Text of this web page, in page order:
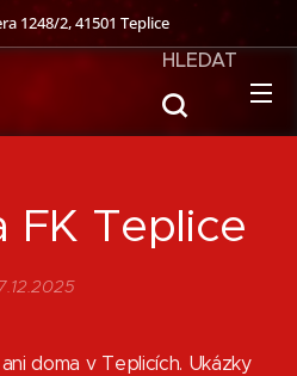
1248/2, 41501 Teplice
HLEDAT
FK Teplice
doma v Teplicích. Ukázky